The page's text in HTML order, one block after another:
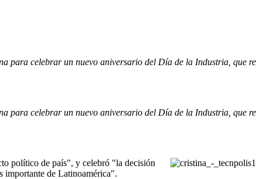
para celebrar un nuevo aniversario del Día de la Industria, que
para celebrar un nuevo aniversario del Día de la Industria, que
político de país", y celebró "la decisión
importante de Latinoamérica".